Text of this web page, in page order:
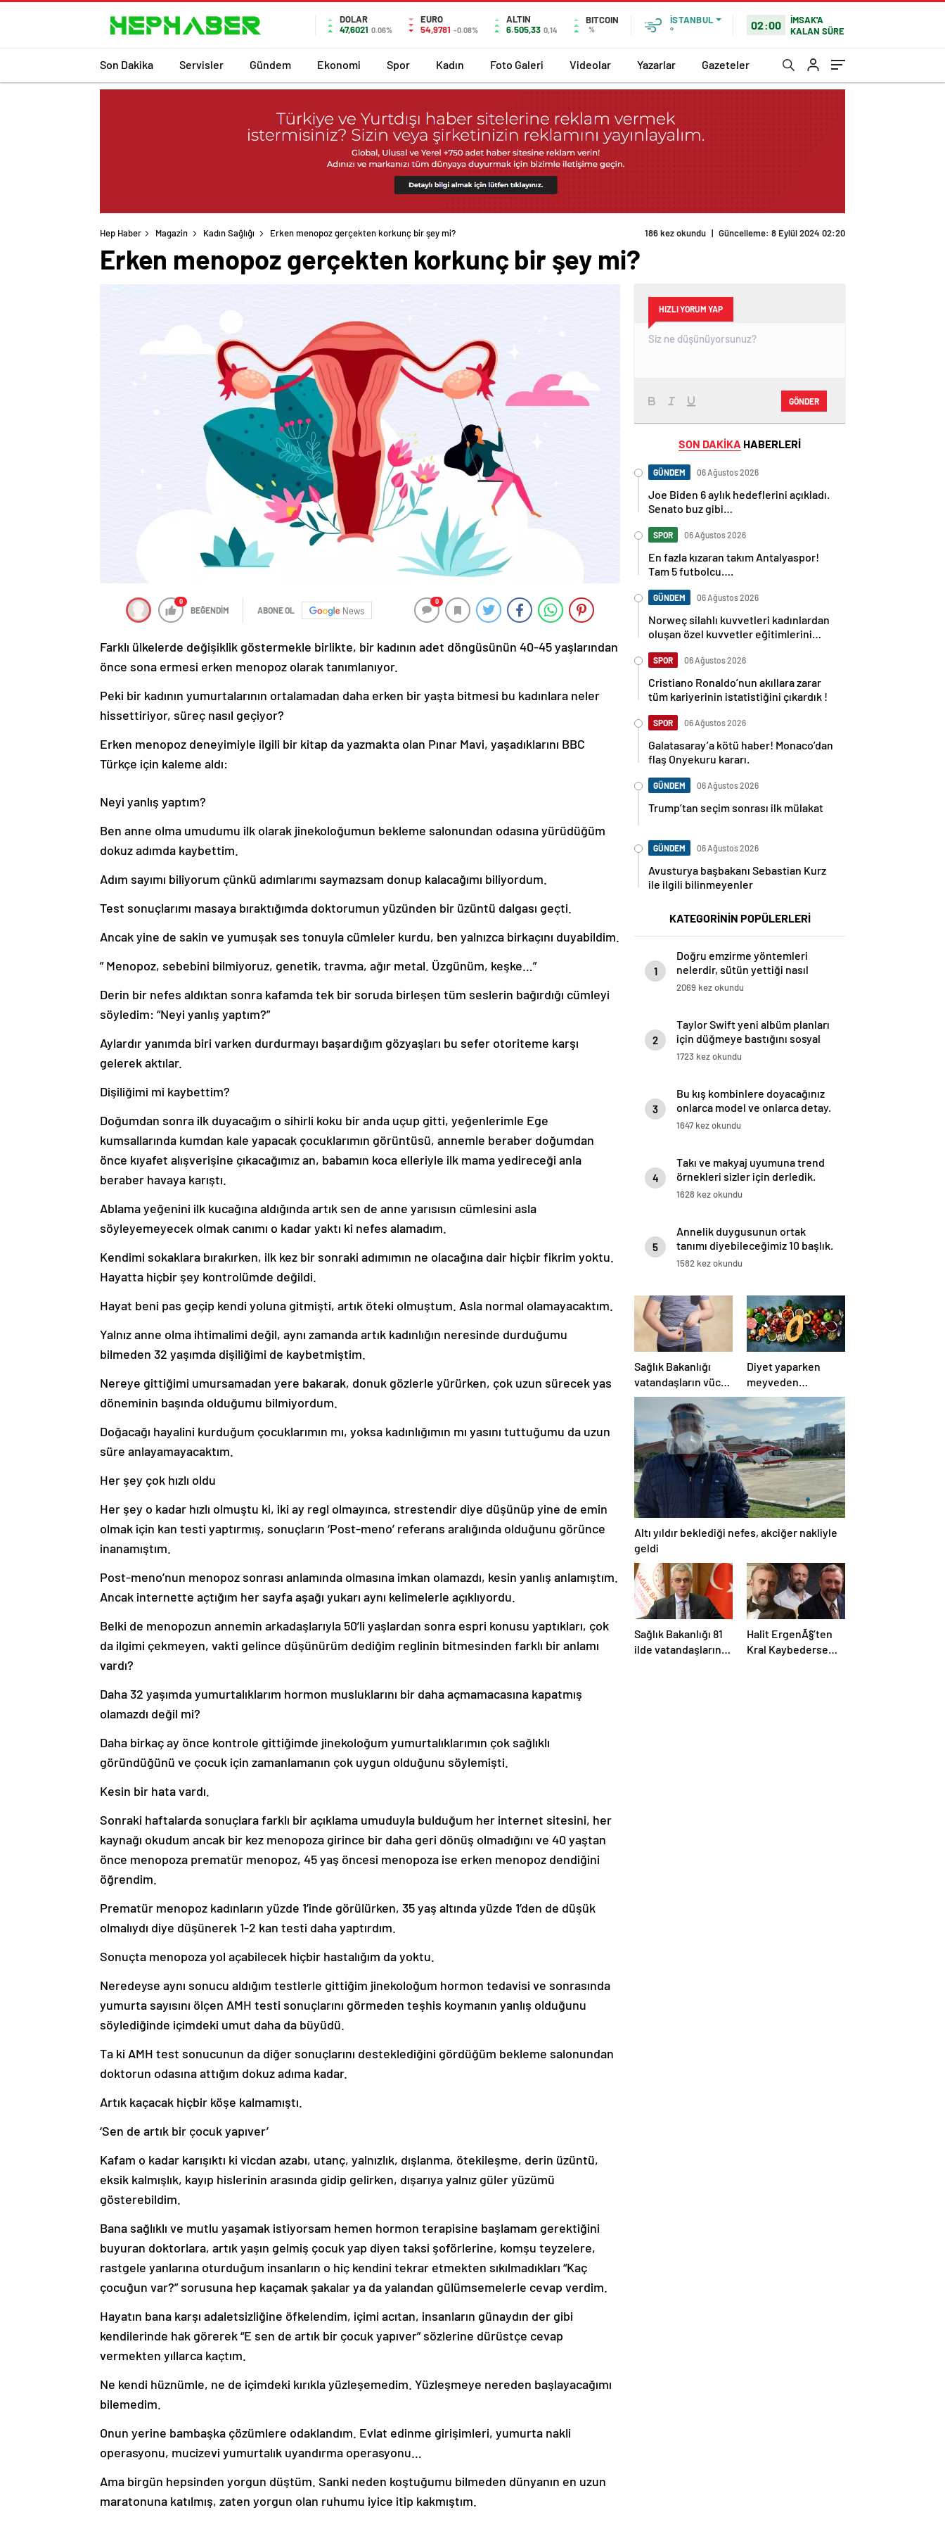
DOLAR
47,6021 0.06%
EURO
54,9781 -0.08%
ALTIN
6.505,33 0,14
BITCOIN
%
İSTANBUL
°
02:00
İMSAK'A
KALAN SÜRE
Son Dakika Servisler Gündem Ekonomi Spor Kadın Foto Galeri Videolar Yazarlar Gazeteler
Hep Haber Magazin Kadın Sağlığı Erken menopoz gerçekten korkunç bir şey mi? 186 kez okundu | Güncelleme: 8 Eylül 2024 02:20
Erken menopoz gerçekten korkunç bir şey mi?
0
BEĞENDİM ABONE OL News
0
Farklı ülkelerde değişiklik göstermekle birlikte, bir kadının adet döngüsünün 40-45 yaşlarından
önce sona ermesi erken menopoz olarak tanımlanıyor.
Peki bir kadının yumurtalarının ortalamadan daha erken bir yaşta bitmesi bu kadınlara neler
hissettiriyor, süreç nasıl geçiyor?
Erken menopoz deneyimiyle ilgili bir kitap da yazmakta olan Pınar Mavi, yaşadıklarını BBC
Türkçe için kaleme aldı:
Neyi yanlış yaptım?
Ben anne olma umudumu ilk olarak jinekoloğumun bekleme salonundan odasına yürüdüğüm
dokuz adımda kaybettim.
Adım sayımı biliyorum çünkü adımlarımı saymazsam donup kalacağımı biliyordum.
Test sonuçlarımı masaya bıraktığımda doktorumun yüzünden bir üzüntü dalgası geçti.
Ancak yine de sakin ve yumuşak ses tonuyla cümleler kurdu, ben yalnızca birkaçını duyabildim.
” Menopoz, sebebini bilmiyoruz, genetik, travma, ağır metal. Üzgünüm, keşke…”
Derin bir nefes aldıktan sonra kafamda tek bir soruda birleşen tüm seslerin bağırdığı cümleyi
söyledim: “Neyi yanlış yaptım?”
Aylardır yanımda biri varken durdurmayı başardığım gözyaşları bu sefer otoriteme karşı
gelerek aktılar.
Dişiliğimi mi kaybettim?
Doğumdan sonra ilk duyacağım o sihirli koku bir anda uçup gitti, yeğenlerimle Ege
kumsallarında kumdan kale yapacak çocuklarımın görüntüsü, annemle beraber doğumdan
önce kıyafet alışverişine çıkacağımız an, babamın koca elleriyle ilk mama yedireceği anla
beraber havaya karıştı.
Ablama yeğenini ilk kucağına aldığında artık sen de anne yarısısın cümlesini asla
söyleyemeyecek olmak canımı o kadar yaktı ki nefes alamadım.
Kendimi sokaklara bırakırken, ilk kez bir sonraki adımımın ne olacağına dair hiçbir fikrim yoktu.
Hayatta hiçbir şey kontrolümde değildi.
Hayat beni pas geçip kendi yoluna gitmişti, artık öteki olmuştum. Asla normal olamayacaktım.
Yalnız anne olma ihtimalimi değil, aynı zamanda artık kadınlığın neresinde durduğumu
bilmeden 32 yaşımda dişiliğimi de kaybetmiştim.
Nereye gittiğimi umursamadan yere bakarak, donuk gözlerle yürürken, çok uzun sürecek yas
döneminin başında olduğumu bilmiyordum.
Doğacağı hayalini kurduğum çocuklarımın mı, yoksa kadınlığımın mı yasını tuttuğumu da uzun
süre anlayamayacaktım.
Her şey çok hızlı oldu
Her şey o kadar hızlı olmuştu ki, iki ay regl olmayınca, strestendir diye düşünüp yine de emin
olmak için kan testi yaptırmış, sonuçların ‘Post-meno’ referans aralığında olduğunu görünce
inanamıştım.
Post-meno’nun menopoz sonrası anlamında olmasına imkan olamazdı, kesin yanlış anlamıştım.
Ancak internette açtığım her sayfa aşağı yukarı aynı kelimelerle açıklıyordu.
Belki de menopozun annemin arkadaşlarıyla 50’li yaşlardan sonra espri konusu yaptıkları, çok
da ilgimi çekmeyen, vakti gelince düşünürüm dediğim reglinin bitmesinden farklı bir anlamı
vardı?
Daha 32 yaşımda yumurtalıklarım hormon musluklarını bir daha açmamacasına kapatmış
olamazdı değil mi?
Daha birkaç ay önce kontrole gittiğimde jinekoloğum yumurtalıklarımın çok sağlıklı
göründüğünü ve çocuk için zamanlamanın çok uygun olduğunu söylemişti.
Kesin bir hata vardı.
Sonraki haftalarda sonuçlara farklı bir açıklama umuduyla bulduğum her internet sitesini, her
kaynağı okudum ancak bir kez menopoza girince bir daha geri dönüş olmadığını ve 40 yaştan
önce menopoza prematür menopoz, 45 yaş öncesi menopoza ise erken menopoz dendiğini
öğrendim.
Prematür menopoz kadınların yüzde 1’inde görülürken, 35 yaş altında yüzde 1’den de düşük
olmalıydı diye düşünerek 1-2 kan testi daha yaptırdım.
Sonuçta menopoza yol açabilecek hiçbir hastalığım da yoktu.
Neredeyse aynı sonucu aldığım testlerle gittiğim jinekoloğum hormon tedavisi ve sonrasında
yumurta sayısını ölçen AMH testi sonuçlarını görmeden teşhis koymanın yanlış olduğunu
söylediğinde içimdeki umut daha da büyüdü.
Ta ki AMH test sonucunun da diğer sonuçlarını desteklediğini gördüğüm bekleme salonundan
doktorun odasına attığım dokuz adıma kadar.
Artık kaçacak hiçbir köşe kalmamıştı.
‘Sen de artık bir çocuk yapıver’
Kafam o kadar karışıktı ki vicdan azabı, utanç, yalnızlık, dışlanma, ötekileşme, derin üzüntü,
eksik kalmışlık, kayıp hislerinin arasında gidip gelirken, dışarıya yalnız güler yüzümü
gösterebildim.
Bana sağlıklı ve mutlu yaşamak istiyorsam hemen hormon terapisine başlamam gerektiğini
buyuran doktorlara, artık yaşın gelmiş çocuk yap diyen taksi şoförlerine, komşu teyzelere,
rastgele yanlarına oturduğum insanların o hiç kendini tekrar etmekten sıkılmadıkları “Kaç
çocuğun var?” sorusuna hep kaçamak şakalar ya da yalandan gülümsemelerle cevap verdim.
Hayatın bana karşı adaletsizliğine öfkelendim, içimi acıtan, insanların günaydın der gibi
kendilerinde hak görerek “E sen de artık bir çocuk yapıver” sözlerine dürüstçe cevap
vermekten yıllarca kaçtım.
Ne kendi hüznümle, ne de içimdeki kırıkla yüzleşemedim. Yüzleşmeye nereden başlayacağımı
bilemedim.
Onun yerine bambaşka çözümlere odaklandım. Evlat edinme girişimleri, yumurta nakli
operasyonu, mucizevi yumurtalık uyandırma operasyonu…
Ama birgün hepsinden yorgun düştüm. Sanki neden koştuğumu bilmeden dünyanın en uzun
maratonuna katılmış, zaten yorgun olan ruhumu iyice itip kakmıştım.
HIZLI YORUM YAP
GÖNDER
SON DAKİKA HABERLERİ
GÜNDEM 06 Ağustos 2026
Joe Biden 6 aylık hedeflerini açıkladı.
Senato buz gibi…
SPOR 06 Ağustos 2026
En fazla kızaran takım Antalyaspor!
Tam 5 futbolcu….
GÜNDEM 06 Ağustos 2026
Norweç silahlı kuvvetleri kadınlardan
oluşan özel kuvvetler eğitimlerini
SPOR 06 Ağustos 2026
Cristiano Ronaldo’nun akıllara zarar
tüm kariyerinin istatistiğini çıkardık !
SPOR 06 Ağustos 2026
Galatasaray’a kötü haber! Monaco’dan
flaş Onyekuru kararı.
GÜNDEM 06 Ağustos 2026
Trump’tan seçim sonrası ilk mülakat
GÜNDEM 06 Ağustos 2026
Avusturya başbakanı Sebastian Kurz
ile ilgili bilinmeyenler
KATEGORİNİN POPÜLERLERİ
1
Doğru emzirme yöntemleri
nelerdir, sütün yettiği nasıl
anlaşılır?
2069 kez okundu
2
Taylor Swift yeni albüm planları
için düğmeye bastığını sosyal
medyadan duyurdu!
1723 kez okundu
3
Bu kış kombinlere doyacağınız
onlarca model ve onlarca detay.
1647 kez okundu
4
Takı ve makyaj uyumuna trend
örnekleri sizler için derledik.
1628 kez okundu
5
Annelik duygusunun ortak
tanımı diyebileceğimiz 10 başlık.
1582 kez okundu
Sağlık Bakanlığı
vatandaşların vücut
kitle indeksini
ölçecek
Diyet yaparken
meyveden
kaçmanıza gerek
yok! Kilo verme
sürecine yardım
eden 10 meyve!
Altı yıldır beklediği nefes, akciğer nakliyle
geldi
Sağlık Bakanlığı 81
ilde vatandaşların
Halit ErgenÃ§’ten
Kral Kaybederse